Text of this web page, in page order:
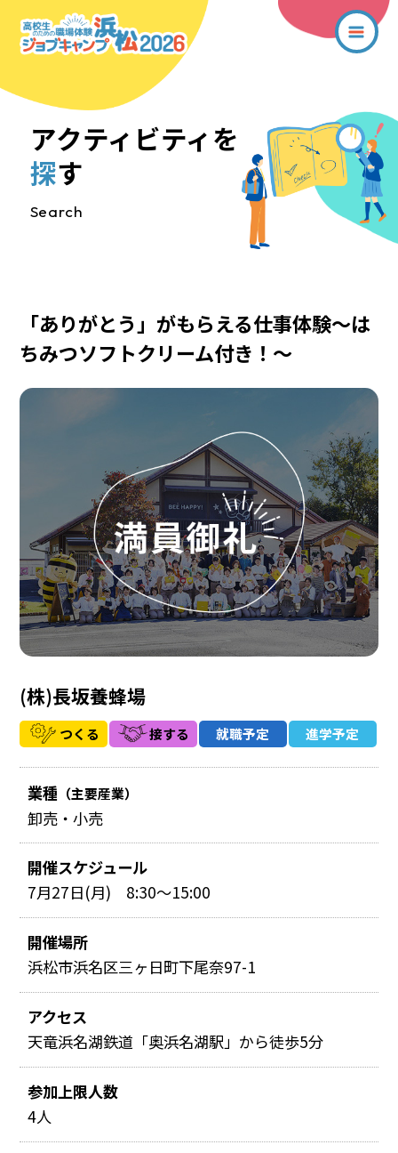
アクティビティを
探す
Search
「ありがとう」がもらえる仕事体験～は
ちみつソフトクリーム付き！～
(株)長坂養蜂場
つくる 接する 就職予定 進学予定
業種 （主要産業）
卸売・小売
開催スケジュール
7月27日(月) 8:30～15:00
開催場所
浜松市浜名区三ヶ日町下尾奈97-1
アクセス
天竜浜名湖鉄道「奥浜名湖駅」から徒歩5分
参加上限人数
4人